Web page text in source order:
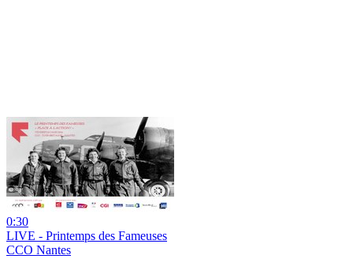
0:30
LIVE - Printemps des Fameuses
CCO Nantes